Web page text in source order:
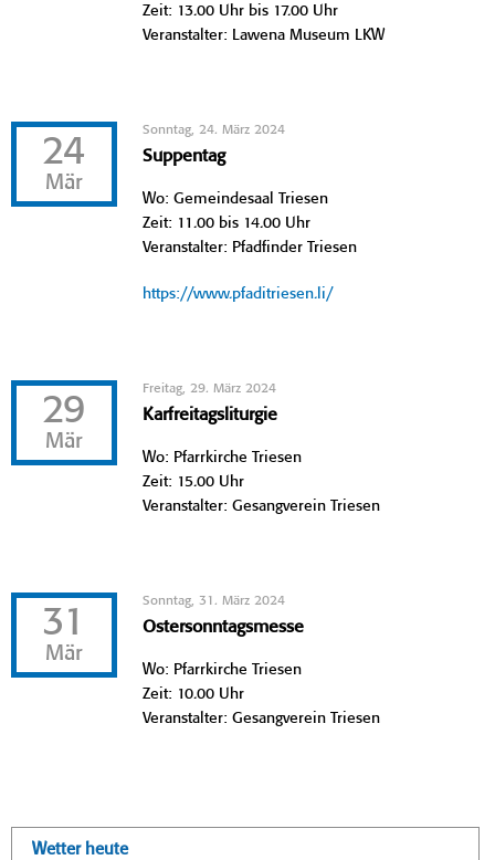
Zeit: 13.00 Uhr bis 17.00 Uhr
Veranstalter: Lawena Museum LKW
24
Mär
Sonntag, 24. März 2024
Suppentag
Wo: Gemeindesaal Triesen
Zeit: 11.00 bis 14.00 Uhr
Veranstalter: Pfadfinder Triesen
https://www.pfaditriesen.li/
29
Mär
Freitag, 29. März 2024
Karfreitagsliturgie
Wo: Pfarrkirche Triesen
Zeit: 15.00 Uhr
Veranstalter: Gesangverein Triesen
31
Mär
Sonntag, 31. März 2024
Ostersonntagsmesse
Wo: Pfarrkirche Triesen
Zeit: 10.00 Uhr
Veranstalter: Gesangverein Triesen
Wetter heute